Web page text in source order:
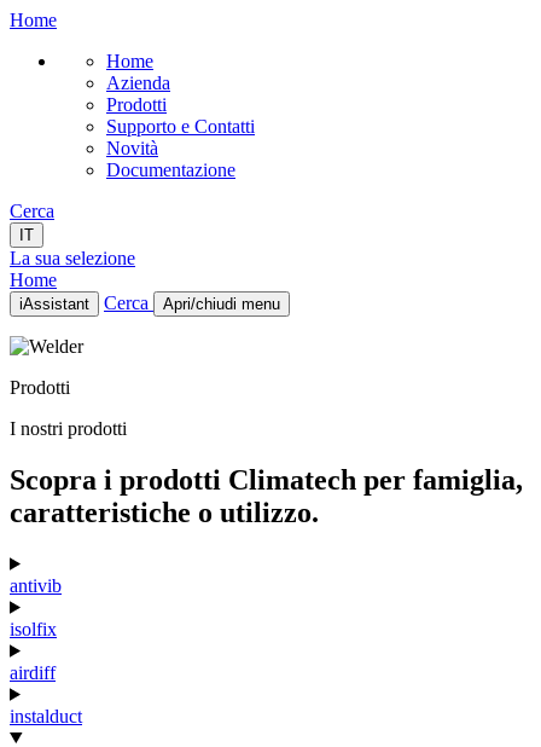
Home
Home
Azienda
Prodotti
Supporto e Contatti
Novità
Documentazione
Cerca
IT
La sua selezione
Home
iAssistant Cerca Apri/chiudi menu
Home
Prodotti
Novità
IT
Prodotti
I nostri prodotti
Scopra i prodotti Climatech per famiglia,
caratteristiche o utilizzo.
antivib
isolfix
airdiff
instalduct